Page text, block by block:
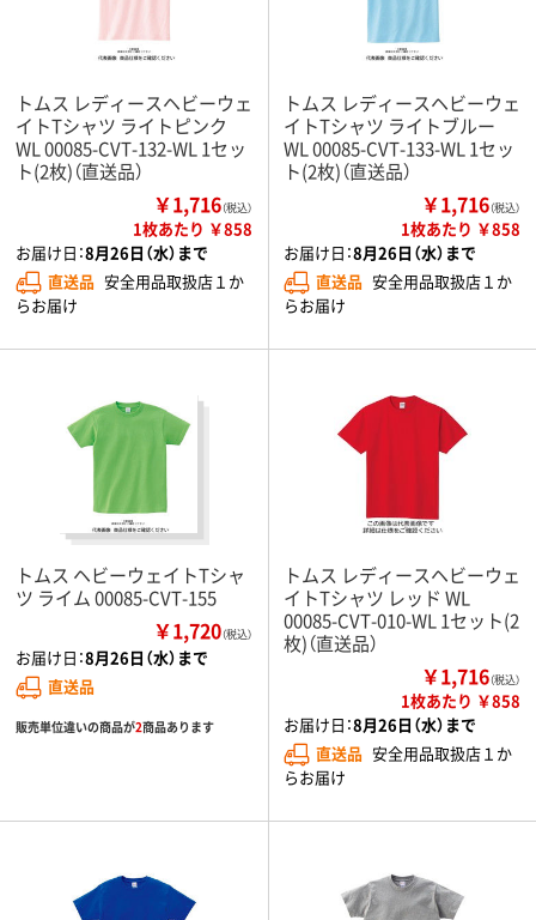
トムス レディースヘビーウェ
イトTシャツ ライトピンク
WL 00085-CVT-132-WL 1セッ
ト(2枚)（直送品）
￥1,716（税込）
1枚あたり ￥858
お届け日：8月26日（水）まで
直送品 安全用品取扱店１か
らお届け
トムス レディースヘビーウェ
イトTシャツ ライトブルー
WL 00085-CVT-133-WL 1セッ
ト(2枚)（直送品）
￥1,716（税込）
1枚あたり ￥858
お届け日：8月26日（水）まで
直送品 安全用品取扱店１か
らお届け
トムス ヘビーウェイトTシャ
ツ ライム 00085-CVT-155
￥1,720（税込）
お届け日：8月26日（水）まで
直送品
販売単位違いの商品が2商品あります
トムス レディースヘビーウェ
イトTシャツ レッド WL
00085-CVT-010-WL 1セット(2
枚)（直送品）
￥1,716（税込）
1枚あたり ￥858
お届け日：8月26日（水）まで
直送品 安全用品取扱店１か
らお届け